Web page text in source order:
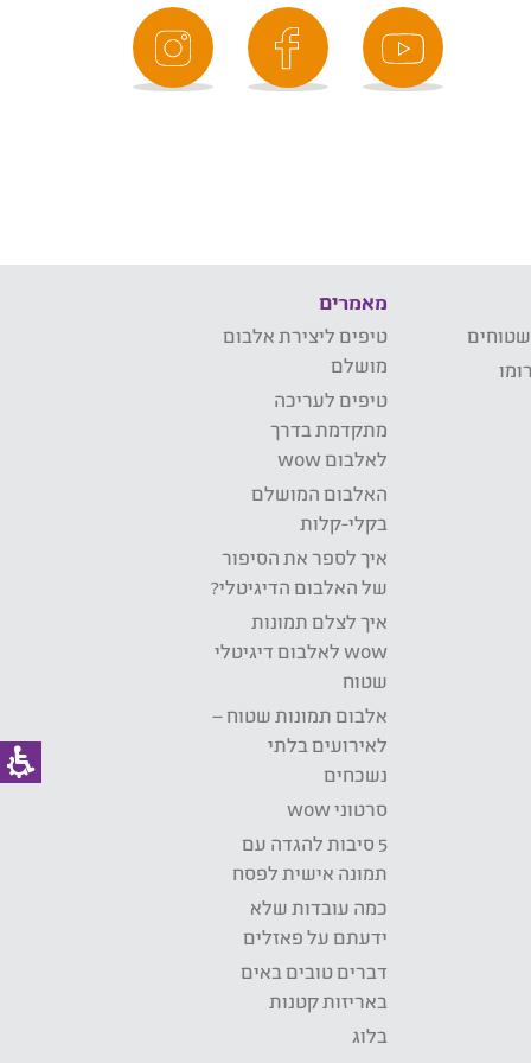
מאמרים
טיפים ליצירת אלבום
מושלם
טיפים לעריכה
מתקדמת בדרך
לאלבום wow
האלבום המושלם
בקלי-קלות
איך לספר את הסיפור
של האלבום הדיגיטלי?
איך לצלם תמונות
wow לאלבום דיגיטלי
שטוח
אלבום תמונות שטוח –
לאירועים בלתי
נשכחים
סרטוני wow
5 סיבות להגדה עם
תמונה אישית לפסח
כמה עובדות שלא
ידעתם על פאזלים
דברים טובים באים
באריזות קטנות
בלוג